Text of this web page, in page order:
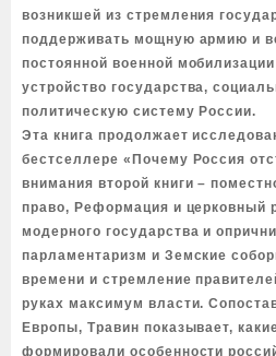
возникшей из стремления
поддерживать мощную армию и
постоянной военной
устройство государства,
политическую систему России.
Эта книга продолжает
бестселлере «Почему Россия
внимания второй книги –
право, Реформация и церковный
модерного государства и
парламентаризм и Земские
времени и стремление
руках максимум власти.
Европы, Травин показывает,
формировали особенности